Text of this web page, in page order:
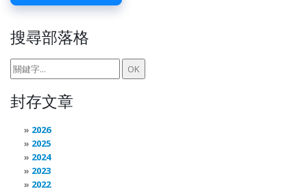
搜尋部落格
封存文章
2026
2025
2024
2023
2022